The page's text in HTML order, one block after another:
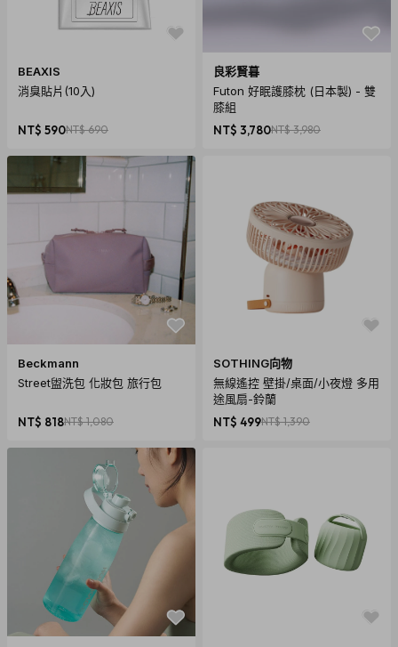
BEAXIS
消臭貼片(10入)
NT$ 590NT$ 690
良彩賢暮
Futon 好眠護膝枕 (日本製) - 雙
膝組
NT$ 3,780NT$ 3,980
Beckmann
Street盥洗包 化妝包 旅行包
NT$ 818NT$ 1,080
SOTHING向物
無線遙控 壁掛/桌面/小夜燈 多用
途風扇-鈴蘭
NT$ 499NT$ 1,390